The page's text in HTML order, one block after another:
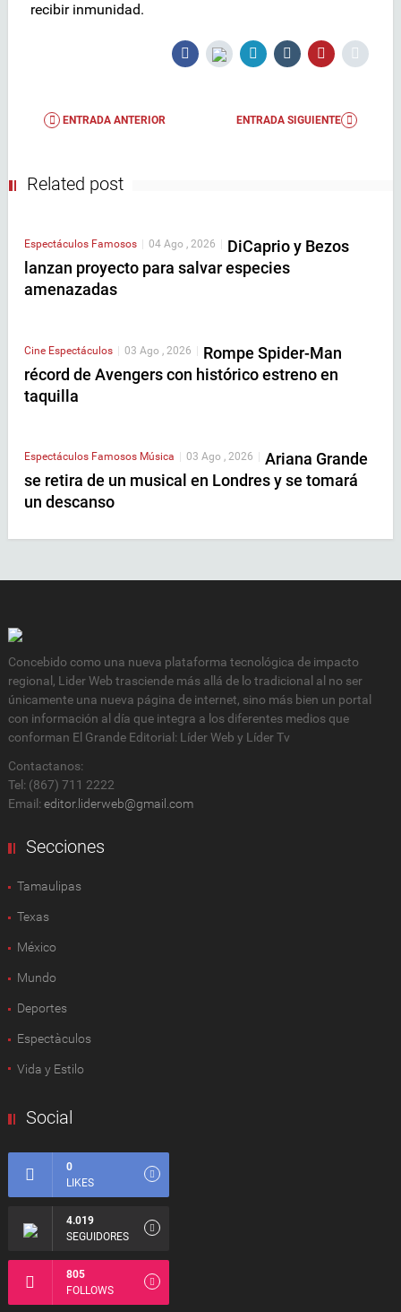
recibir inmunidad.
ENTRADA ANTERIOR ENTRADA SIGUIENTE
Related post
Espectáculos Famosos 04 Ago , 2026
DiCaprio y Bezos
lanzan proyecto para salvar especies
amenazadas
Cine Espectáculos | 03 Ago , 2026 | Rompe Spider-Man
récord de Avengers con histórico estreno en
taquilla
Espectáculos Famosos Música 03 Ago , 2026
Ariana Grande
se retira de un musical en Londres y se tomará
un descanso
Concebido como una nueva plataforma tecnológica de impacto
regional, Lider Web trasciende más allá de lo tradicional al no ser
únicamente una nueva página de internet, sino más bien un portal
con información al día que integra a los diferentes medios que
conforman El Grande Editorial: Líder Web y Líder Tv
Contactanos:
Tel: (867) 711 2222
Email: editor.liderweb@gmail.com
Secciones
Tamaulipas
Texas
México
Mundo
Deportes
Espectàculos
Vida y Estilo
Social
0
LIKES
4.019
SEGUIDORES
805
FOLLOWS